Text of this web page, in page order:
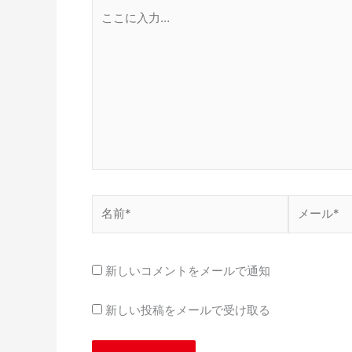
ー
新しいコメントをメールで通知
新しい投稿をメールで受け取る